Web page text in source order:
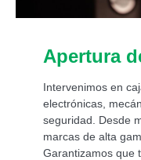
Apertura
Intervenimos en
electrónicas,
seguridad. Desde
marcas de alta
Garantizamos que